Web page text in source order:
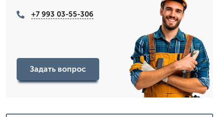
+7 993 03-55-306
Задать вопрос